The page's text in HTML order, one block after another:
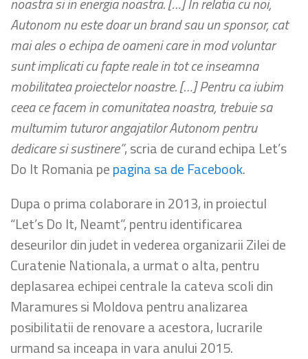
Autonom nu este doar un brand sau un sponsor, cat
mai ales o echipa de oameni care in mod voluntar
sunt implicati cu fapte reale in tot ce inseamna
mobilitatea proiectelor noastre. […] Pentru ca iubim
ceea ce facem in comunitatea noastra, trebuie sa
multumim tuturor angajatilor Autonom pentru
dedicare si sustinere”, scria de curand echipa Let’s
Do It Romania pepagina sa de Facebook.
Dupa o prima colaborare in 2013, in proiectul
“Let’s Do It, Neamt”, pentru identificarea
deseurilor din judet in vederea organizarii Zilei de
Curatenie Nationala, a urmat o alta, pentru
deplasarea echipei centrale la cateva scoli din
Maramures si Moldova pentru analizarea
posibilitatii de renovare a acestora, lucrarile
urmand sa inceapa in vara anului 2015.